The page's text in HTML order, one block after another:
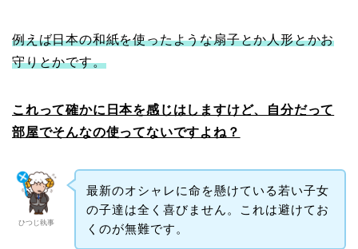
例えば日本の和紙を使ったような扇子とか人形とかお
守りとかです。
これって確かに日本を感じはしますけど、自分だって
部屋でそんなの使ってないですよね？
ひつじ執事
最新のオシャレに命を懸けている若い子女
の子達は全く喜びません。これは避けてお
くのが無難です。